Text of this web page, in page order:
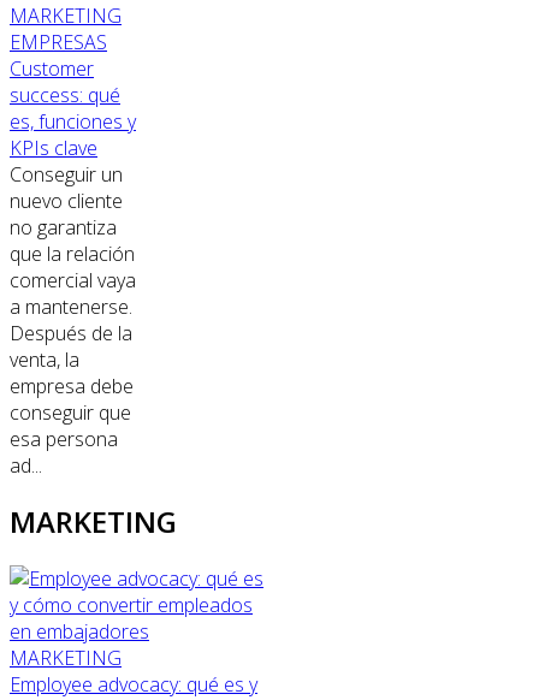
MARKETING
EMPRESAS
Customer
success: qué
es, funciones y
KPIs clave
Conseguir un
nuevo cliente
no garantiza
que la relación
comercial vaya
a mantenerse.
Después de la
venta, la
empresa debe
conseguir que
esa persona
ad...
MARKETING
MARKETING
Employee advocacy: qué es y